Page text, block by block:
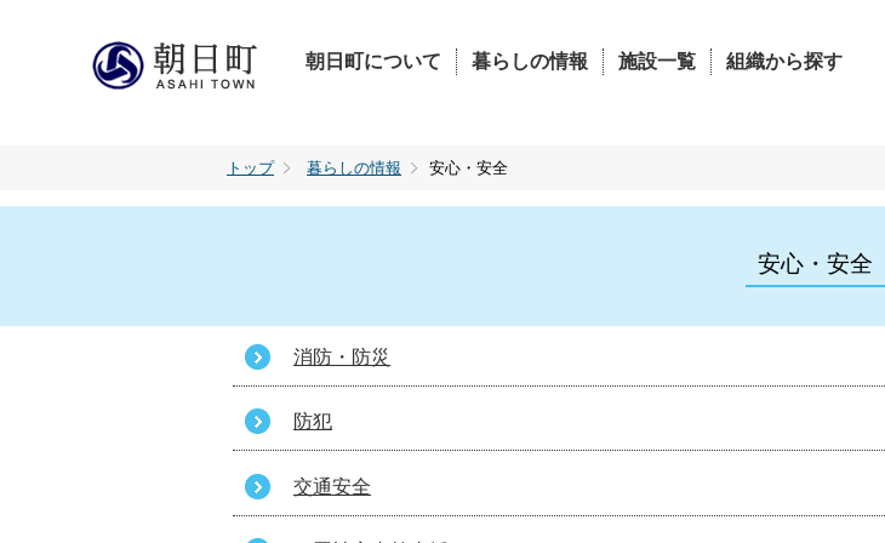
朝日町について 暮らしの情報 施設一覧 組織から探す
トップ 暮らしの情報 安心・安全
安心・安全
消防・防災
防犯
交通安全